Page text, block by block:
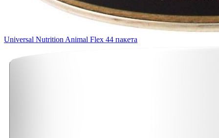
Universal Nutrition Animal Flex 44 пакета